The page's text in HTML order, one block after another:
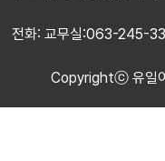
전화: 교무실:063-245-
Copyrightⓒ 유일